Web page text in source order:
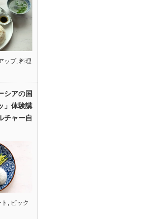
ップ, 料理
シアの国
」体験講
チャー自
, ピック